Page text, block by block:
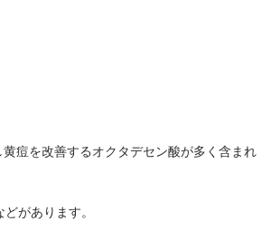
痘を改善するオクタデセン酸が多く含まれ
があります。